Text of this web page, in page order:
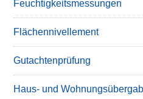
Feuchtigkeitsmessungen
Flächennivellement
Gutachtenprüfung
Haus- und